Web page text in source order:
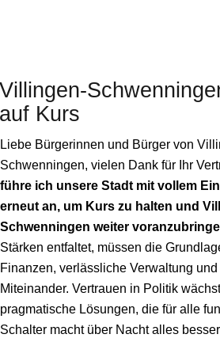
Villingen-
auf Kurs
Liebe Bürgerinnen und Bürger von
Schwenningen, vielen Dank für Ihr
führe ich unsere Stadt mit vollem
erneut an, um Kurs zu halten und
Schwenningen weiter
Stärken entfaltet, müssen die
Finanzen, verlässliche Verwaltung
Miteinander. Vertrauen in Politik
pragmatische Lösungen, die für alle
Schalter macht über Nacht alles